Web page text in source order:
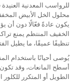
للرواسب المعدنية
محلول الخل الأبيض
يكون عادةً فعّالًا دون أن
الخفيف المنتظم يمنع
تنظيفًا عميقًا، ما يطيل
يُوصى أحيانًا باستخدام
أسطح المانعات، وقد
الطويل أو المتكرر